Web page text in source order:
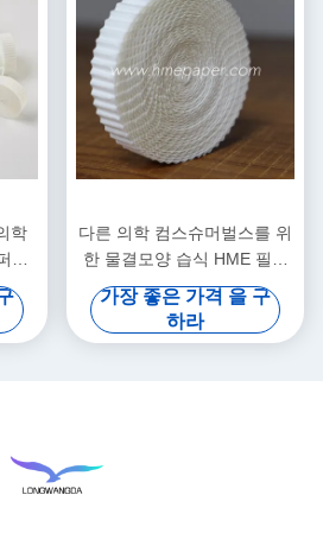
학
습
다른 의학 컴스슈머벌스를 위
한 물결모양 습식 HME 필터
페이퍼
가장 좋은 가격 을 구
하라